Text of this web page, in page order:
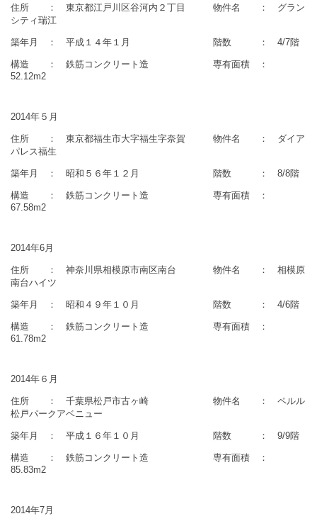
住所 ： 東京都江戸川区谷河内２丁目 物件名 ： グラン
シティ瑞江
築年月 ： 平成１４年１月 階数 ： 4/7階
構造 ： 鉄筋コンクリート造 専有面積 ：
52.12m2
2014年５月
住所 ： 東京都福生市大字福生字奈賀 物件名 ： ダイア
パレス福生
築年月 ： 昭和５６年１２月 階数 ： 8/8階
構造 ： 鉄筋コンクリート造 専有面積 ：
67.58m2
2014年6月
住所 ： 神奈川県相模原市南区南台 物件名 ： 相模原
南台ハイツ
築年月 ： 昭和４９年１０月 階数 ： 4/6階
構造 ： 鉄筋コンクリート造 専有面積 ：
61.78m2
2014年６月
住所 ： 千葉県松戸市古ヶ崎 物件名 ： ペルル
松戸パークアベニュー
築年月 ： 平成１６年１０月 階数 ： 9/9階
構造 ： 鉄筋コンクリート造 専有面積 ：
85.83m2
2014年7月